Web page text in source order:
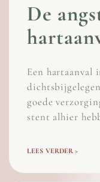
De
Een hartaanval
goede
stent alhier
LEES VERDER >